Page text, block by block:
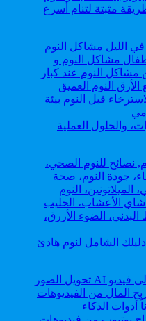
من الأرق طبيعيًا: 15 طريقة مثبتة لتنام أسرع
والحلول العملية
الشامل لنوم هادئ